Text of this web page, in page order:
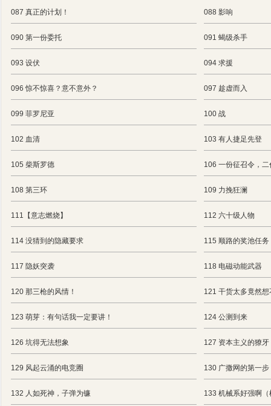
087 真正的计划！ 088 影响
090 第一份委托 091 蝎级杀手
093 设伏 094 求援
096 惊不惊喜？意不意外？ 097 趁虚而入
099 菲罗尼亚 100 战
102 血清 103 有人捷足先登
105 柴斯罗德 106 一份征召令，二
108 第三环 109 力挽狂澜
111【意志燃烧】 112 六十级人物
114 没猜到的隐藏要求 115 顺路的奖池任务
117 隐妖突袭 118 电磁动能武器
120 那三枪的风情！ 121 干货太多竟然
123 萌芽：有句话我一定要讲！ 124 公测到来
126 坑得无法想象 127 资本主义的獠牙
129 风起云涌的电竞圈 130 广撒网的第一步
132 人如死神，子弹为镰 133 机械系好强啊（